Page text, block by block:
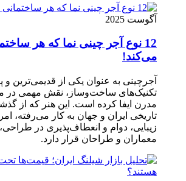
آگوست 2025
12 نوع آجر چینی نما که هر
می‌کند!
آجرچینی به عنوان یکی از قدیمی‌ترین و
تکنیک‌های ساخت‌وساز، نقش مهمی در
مدرن ایفا کرده است. این هنر که از
تاریخی ایران و جهان به کار می‌رفته،
زیبایی، دوام و انعطاف‌پذیری در
معماران و طراحان قرار دارد.